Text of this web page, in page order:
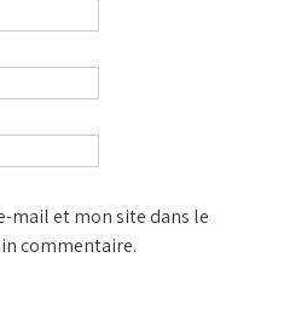
mail et mon site dans le
commentaire.